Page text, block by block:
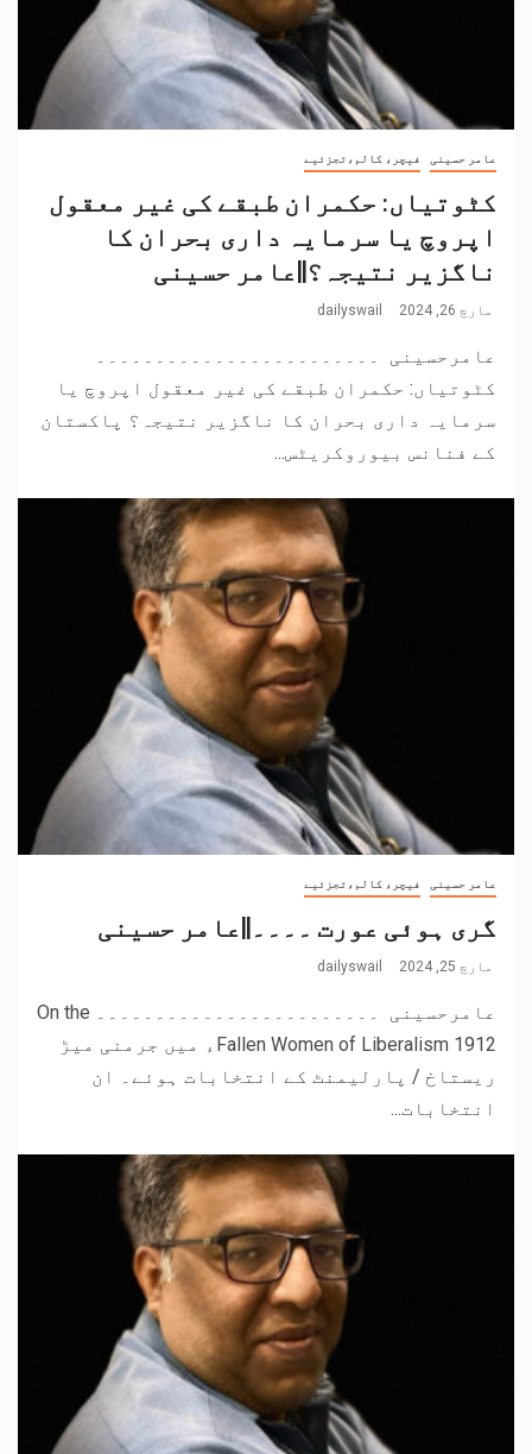
عامر حسینی فیچر، کالم،تجزئیے
کٹوتیاں: حکمران طبقے کی غیر معقول
اپروچ یا سرمایہ داری بحران کا
ناگزیر نتیجہ؟||عامر حسینی
مارچ 26, 2024 dailyswail
عامرحسینی ۔۔۔۔۔۔۔۔۔۔۔۔۔۔۔۔۔۔۔۔۔۔۔۔
کٹوتیاں: حکمران طبقے کی غیر معقول اپروچ یا
سرمایہ داری بحران کا ناگزیر نتیجہ؟ پاکستان
کے فنانس بیوروکریٹس...
عامر حسینی فیچر، کالم،تجزئیے
گری ہوئی عورت ۔۔۔۔||عامر حسینی
مارچ 25, 2024 dailyswail
عامرحسینی ۔۔۔۔۔۔۔۔۔۔۔۔۔۔۔۔۔۔۔۔۔۔۔۔ On the
Fallen Women of Liberalism 1912ء میں جرمنی میڑ
ریستاخ / پارلیمنٹ کے انتخابات ہوئے۔ ان
انتخابات...